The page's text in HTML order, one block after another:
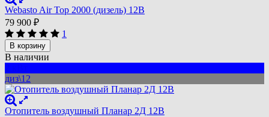
Webasto Air Top 2000 (дизель) 12В
79 900 ₽
1
В корзину
В наличии
диз\12
Отопитель воздушный Планар 2Д 12В